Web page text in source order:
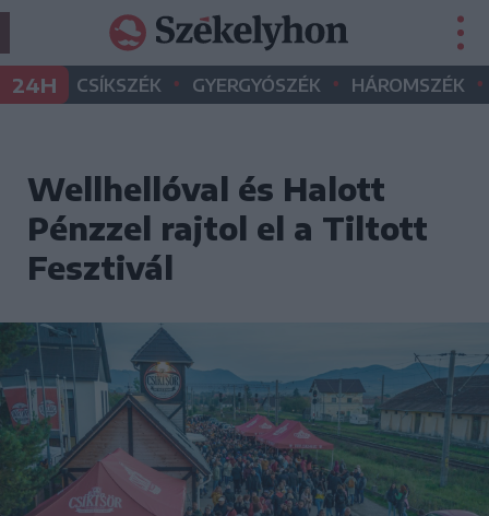
24H CSÍKSZÉK • GYERGYÓSZÉK • HÁROMSZÉK •
Wellhellóval és Halott
Pénzzel rajtol el a Tiltott
Fesztivál